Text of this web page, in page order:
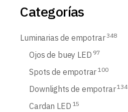
Categorías
Luminarias de empotrar 348
Ojos de buey LED 97
Spots de empotrar 100
Downlights de empotrar 134
Cardan LED 15